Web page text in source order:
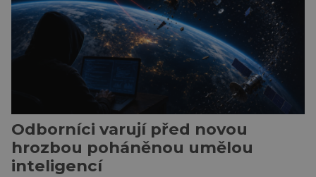
Odborníci varují před novou
hrozbou poháněnou umělou
inteligencí